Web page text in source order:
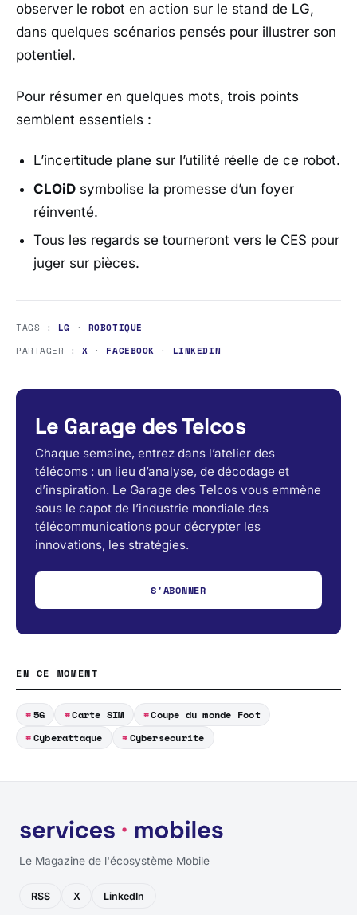
observer le robot en action sur le stand de LG,
dans quelques scénarios pensés pour illustrer son
potentiel.
Pour résumer en quelques mots, trois points
semblent essentiels :
L’incertitude plane sur l’utilité réelle de ce robot.
CLOiD symbolise la promesse d’un foyer
réinventé.
Tous les regards se tourneront vers le CES pour
juger sur pièces.
TAGS : LG · ROBOTIQUE
PARTAGER :X · FACEBOOK · LINKEDIN
Le Garage des Telcos
Chaque semaine, entrez dans l’atelier des
télécoms : un lieu d’analyse, de décodage et
d’inspiration. Le Garage des Telcos vous emmène
sous le capot de l’industrie mondiale des
télécommunications pour décrypter les
innovations, les stratégies.
S'ABONNER
EN CE MOMENT
5G Carte SIM
Coupe du monde Foot
Cyberattaque
Cybersecurite
Le Magazine de l'écosystème Mobile
RSS X LinkedIn